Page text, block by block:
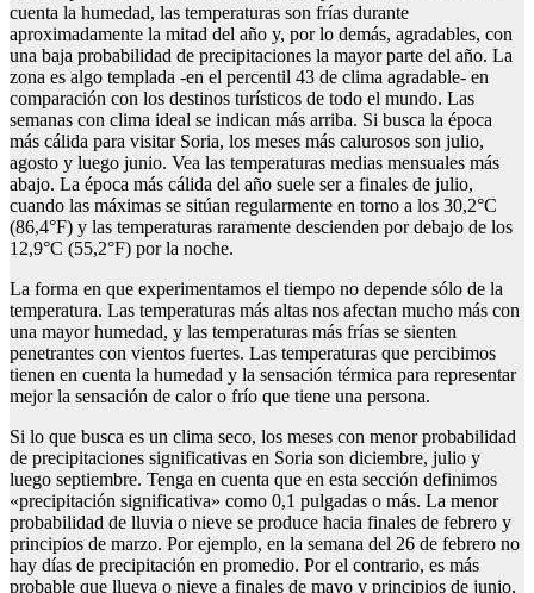
cuenta la humedad, las temperaturas son frías durante
aproximadamente la mitad del año y, por lo demás, agradables, con
una baja probabilidad de precipitaciones la mayor parte del año. La
zona es algo templada -en el percentil 43 de clima agradable- en
comparación con los destinos turísticos de todo el mundo. Las
semanas con clima ideal se indican más arriba. Si busca la época
más cálida para visitar Soria, los meses más calurosos son julio,
agosto y luego junio. Vea las temperaturas medias mensuales más
abajo. La época más cálida del año suele ser a finales de julio,
cuando las máximas se sitúan regularmente en torno a los 30,2°C
(86,4°F) y las temperaturas raramente descienden por debajo de los
12,9°C (55,2°F) por la noche.
La forma en que experimentamos el tiempo no depende sólo de la
temperatura. Las temperaturas más altas nos afectan mucho más con
una mayor humedad, y las temperaturas más frías se sienten
penetrantes con vientos fuertes. Las temperaturas que percibimos
tienen en cuenta la humedad y la sensación térmica para representar
mejor la sensación de calor o frío que tiene una persona.
Si lo que busca es un clima seco, los meses con menor probabilidad
de precipitaciones significativas en Soria son diciembre, julio y
luego septiembre. Tenga en cuenta que en esta sección definimos
«precipitación significativa» como 0,1 pulgadas o más. La menor
probabilidad de lluvia o nieve se produce hacia finales de febrero y
principios de marzo. Por ejemplo, en la semana del 26 de febrero no
hay días de precipitación en promedio. Por el contrario, es más
probable que llueva o nieve a finales de mayo y principios de junio,